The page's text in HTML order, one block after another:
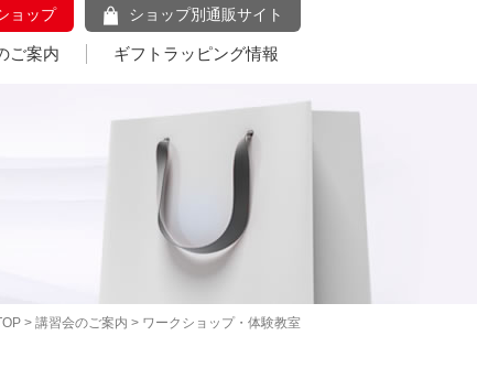
ョップ ショップ別通販サイト
ご案内 ギフトラッピング情報
> 講習会のご案内 > ワークショップ・体験教室